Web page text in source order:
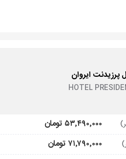
پرزیدنت ایروان
HOTEL
۵۳٬۴۹۰٬۰۰۰ تومان
۷۱٬۷۹۰٬۰۰۰ تومان